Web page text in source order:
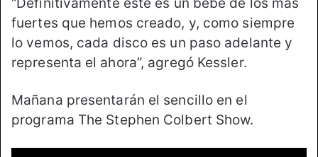
fuertes que hemos creado, y, como siempre
lo vemos, cada disco es un paso adelante y
representa el ahora”, agregó Kessler.
Mañana presentarán el sencillo en el
programa The Stephen Colbert Show.